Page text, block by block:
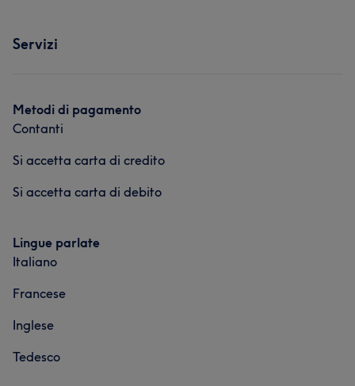
Medicina Estetica
Servizi
Metodi di pagamento
Contanti
Si accetta carta di credito
Si accetta carta di debito
Lingue parlate
Italiano
Francese
Inglese
Tedesco